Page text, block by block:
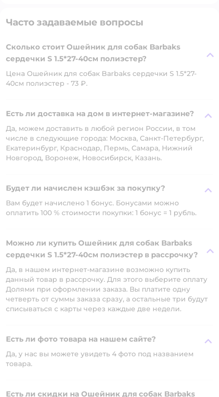
Часто задаваемые вопросы
Сколько стоит Ошейник для собак Barbaks
сердечки S 1.5*27-40см полиэстер?
Цена Ошейник для собак Barbaks сердечки S 1.5*27-
40см полиэстер - 73 ₽.
Есть ли доставка на дом в интернет-магазине?
Да, можем доставить в любой регион России, в том
числе в следующие города: Москва, Санкт-Петербург,
Екатеринбург, Краснодар, Пермь, Самара, Нижний
Новгород, Воронеж, Новосибирск, Казань.
Будет ли начислен кэшбэк за покупку?
Вам будет начислено 1 бонус. Бонусами можно
оплатить 100 % стоимости покупки: 1 бонус = 1 рубль.
Можно ли купить Ошейник для собак Barbaks
сердечки S 1.5*27-40см полиэстер в рассрочку?
Да, в нашем интернет-магазине возможно купить
данный товар в рассрочку. Для этого выберите оплату
Долями при оформлении заказа. Вы платите одну
четверть от суммы заказа сразу, а остальные три будут
списываться с карты через каждые две недели.
Есть ли фото товара на нашем сайте?
Да, у нас вы можете увидеть 4 фото под названием
товара.
Есть ли скидки на Ошейник для собак Barbaks